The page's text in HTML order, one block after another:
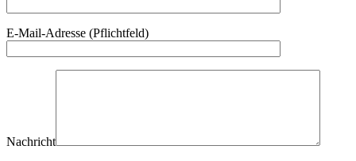
E-Mail-Adresse (Pflichtfeld)
Nachricht